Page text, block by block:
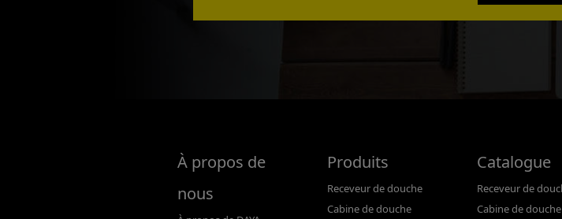
À propos de
nous
Produits
Receveur de douche
Cabine de douche
Catalogue
Receveur de
Cabine de douche